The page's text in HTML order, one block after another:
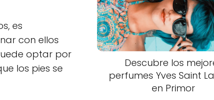
es
con ellos
optar por
los pies se
Descubre los
perfumes Yves Saint
en Primor